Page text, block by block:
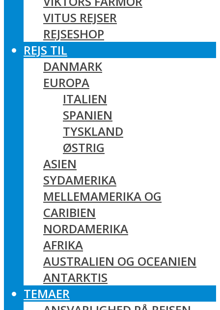
VITUS REJSER
REJSESHOP
REJS TIL
DANMARK
EUROPA
ITALIEN
SPANIEN
TYSKLAND
ØSTRIG
ASIEN
SYDAMERIKA
MELLEMAMERIKA OG
CARIBIEN
NORDAMERIKA
AFRIKA
AUSTRALIEN OG OCEANIEN
ANTARKTIS
TEMAER